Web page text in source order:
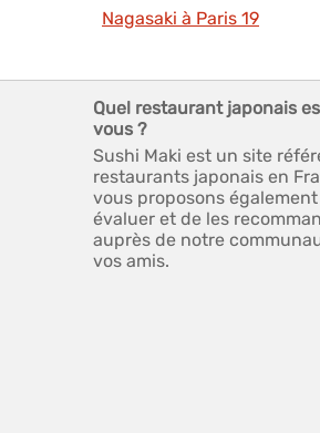
Nagasaki à Paris 19
Quel restaurant japonais
vous ?
Sushi Maki est un site
restaurants japonais en
vous proposons
évaluer et de les
auprès de notre
vos amis.